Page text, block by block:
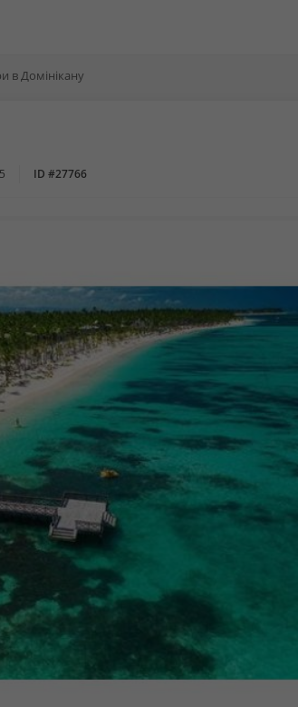
в Домінікану
ID #27766